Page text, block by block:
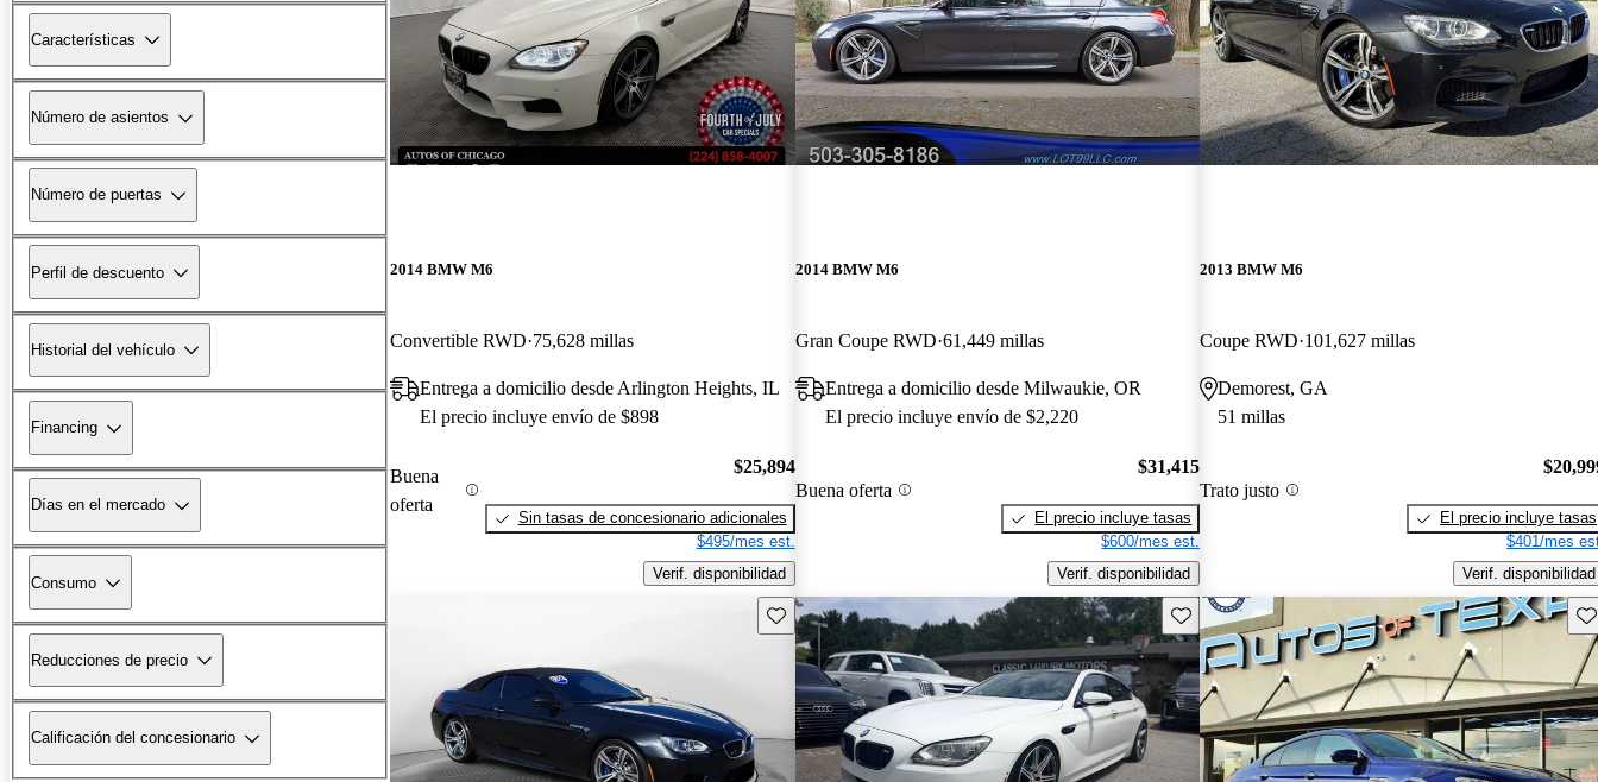
Características
Número de asientos
Número de puertas
Perfil de descuento
Historial del vehículo
Financing
Días en el mercado
Consumo
Reducciones de precio
Calificación del concesionario
2014 BMW M6
Convertible RWD 75,628 millas
Entrega a domicilio desde Arlington Heights, IL
El precio incluye envío de $898
Buena
oferta
$25,894
Sin tasas de concesionario adicionales
$495/mes est.
Verif. disponibilidad
2014 BMW M6
Gran Coupe RWD 61,449 millas
Entrega a domicilio desde Milwaukie, OR
El precio incluye envío de $2,220
Buena oferta
$31,415
El precio incluye tasas
$600/mes est.
Verif. disponibilidad
2013 BMW M6
Coupe RWD 101,627 millas
Demorest, GA
51 millas
Trato justo
El precio incluye tasas
$401/mes
Verif. disponibilidad
Guarda este Aviso Guarda este Aviso